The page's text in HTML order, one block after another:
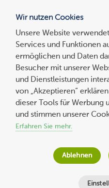
Suchen
nach:
Ein
ohne die
Nelli Hergenröther am14.
Minuten
Wir nutzen Cookies
Unsere Website
Services und Funktionen
ermöglichen und Daten
Besucher mit unserer
und Dienstleistungen
von „Akzeptieren“
dieser Tools für Werbung
und stimmen unserer
Erfahren Sie mehr.
Ablehnen